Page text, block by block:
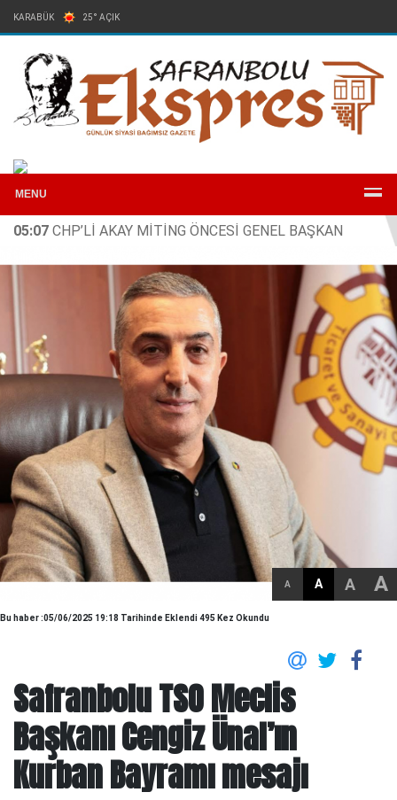
KARABÜK 25° AÇIK
MENU
05:07 CHP’Lİ AKAY MİTİNG ÖNCESİ GENEL BAŞKAN
ÖZEL’LE BİR ARAYA GELDİ: RAPOR ANKARA’DA, HESAP 3
MAYIS’TA MEYDANDA
A A A A
Bu haber :05/06/2025 19:18 Tarihinde Eklendi 495 Kez Okundu
Safranbolu TSO Meclis
Başkanı Cengiz Ünal’ın
Kurban Bayramı mesajı